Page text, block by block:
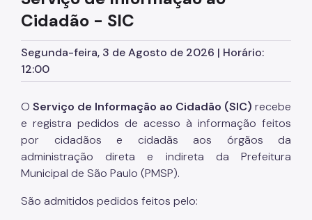
Cena aberta de uso de drogas: como chegamos até
aqui
Cidadão - SIC
Segunda-feira, 3 de Agosto de 2026 | Horário:
12:00
O Serviço de Informação ao Cidadão (SIC) recebe
e registra pedidos de acesso à informação feitos
por cidadãos e cidadãs aos órgãos da
administração direta e indireta da Prefeitura
Municipal de São Paulo (PMSP).
São admitidos pedidos feitos pelo: